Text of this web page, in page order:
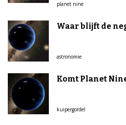
planet nine
Waar blijft de
astronomie
Komt Planet
kuipergordel